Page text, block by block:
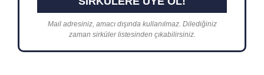
Mail adresiniz, amacı dışında kullanılmaz. Dilediğiniz
zaman sirküler listesinden çıkabilirsiniz.